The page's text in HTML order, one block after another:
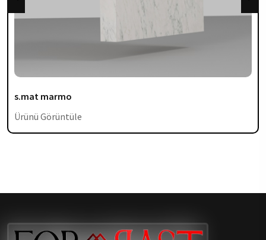
s.mat marmo
Ürünü Görüntüle